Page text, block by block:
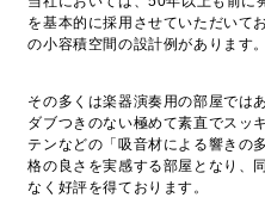
を基本的に採用させていただいて
の小容積空間の設計例があります。
その多くは楽器演奏用の部屋では
ダブつきのない極めて素直でスッ
テンなどの「吸音材による響きの
格の良さを実感する部屋となり、
なく好評を得ております。